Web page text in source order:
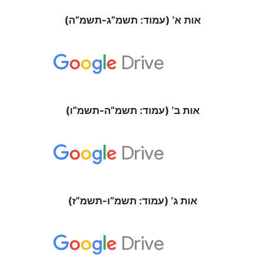
אות א’ (עמוד: תשמ”ג-תשמ”ה)
אות ב’ (עמוד: תשמ”ה-תשמ”ו)
אות ג’ (עמוד: תשמ”ו-תשמ”ז)